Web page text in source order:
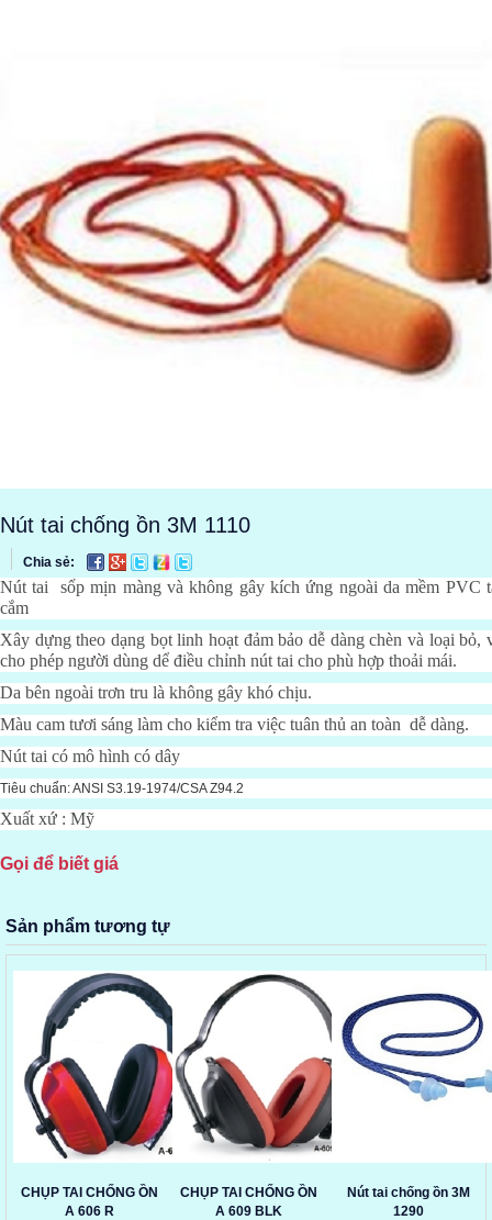
Nút tai chống ồn 3M 1110
Chia sẻ:
Nút tai sốp mịn màng và không gây kích ứng ngoài da mềm PVC
cắm
Xây dựng theo dạng bọt linh hoạt đảm bảo dễ dàng chèn và loại bỏ,
cho phép người dùng dể điều chỉnh nút tai cho phù hợp thoải mái.
Da bên ngoài trơn tru là không gây khó chịu.
Màu cam tươi sáng làm cho kiểm tra việc tuân thủ an toàn dễ dàng.
Nút tai có mô hình có dây
Tiêu chuẩn: ANSI S3.19-1974/CSA Z94.2
Xuất xứ : Mỹ
Gọi để biết giá
Sản phẩm tương tự
CHỤP TAI CHỐNG ỒN
A 606 R
CHỤP TAI CHỐNG ỒN
A 609 BLK
Nút tai chống ồn 3M
1290